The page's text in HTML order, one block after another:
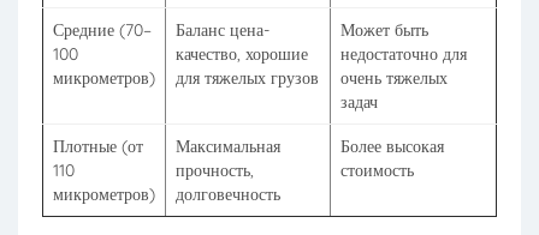
Средние (70–
100
микрометров)
Баланс цена-
качество, хорошие
для тяжелых грузов
Может быть
недостаточно для
очень тяжелых
задач
Плотные (от
110
микрометров)
Максимальная
прочность,
долговечность
Более высокая
стоимость